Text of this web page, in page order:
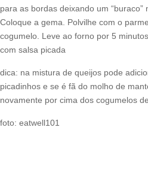
para as bordas deixando um “buraco”
Coloque a gema. Polvilhe com o
cogumelo. Leve ao forno por 5
com salsa picada
dica: na mistura de queijos pode
picadinhos e se é fã do molho de
novamente por cima dos cogumelos
foto: eatwell101